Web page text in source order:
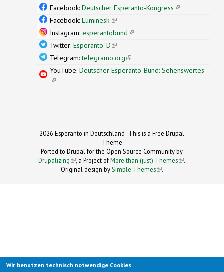
external)
Facebook: Deutscher Esperanto-Kongress(link is
Facebook: Luminesk'(link is external)
Instagram: esperantobund(link is external)
Twitter: Esperanto_D(link is external)
Telegram:telegramo.org(link is external)
YouTube: Deutscher Esperanto-Bund: Sehenswertes
(link is external)
2026 Esperanto in Deutschland- This is a Free Drupal
Theme
Ported to Drupal for the Open Source Community by
Drupalizing(link is external)
, a Project ofMore than (just) Themes (link is
.
Original design by Simple Themes
(link is
.
Wir benutzen technisch notwendige Cookies.